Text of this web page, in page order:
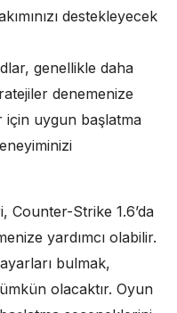
destekleyecek
genellikle daha
denemenize
için uygun başlatma
Counter-Strike 1.6’da
yardımcı olabilir.
bulmak,
olacaktır. Oyun